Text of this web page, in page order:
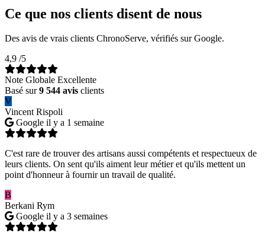
Ce que nos clients disent de nous
Des avis de vrais clients ChronoServe, vérifiés sur Google.
4,9 /5
Note Globale Excellente
Basé sur9 544 avis clients
V
Vincent Rispoli
Google il y a 1 semaine
C'est rare de trouver des artisans aussi compétents et respectueux de
leurs clients. On sent qu'ils aiment leur métier et qu'ils mettent un
point d'honneur à fournir un travail de qualité.
B
Berkani Rym
Google il y a 3 semaines